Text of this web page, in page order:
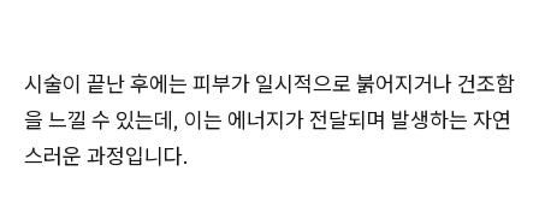
시술이 끝난 후에는 피부가 일시적으로 붉어지거나 건조함
을 느낄 수 있는데, 이는 에너지가 전달되며 발생하는 자연
스러운 과정입니다.